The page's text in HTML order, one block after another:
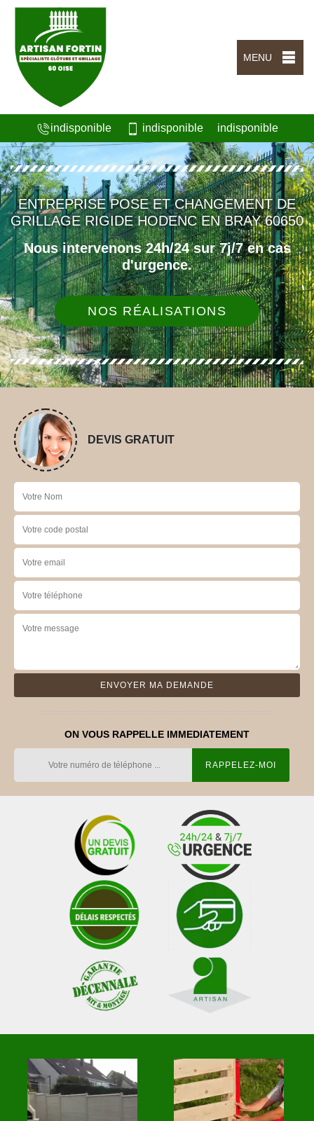
MENU
indisponible indisponible indisponible
ENTREPRISE POSE ET CHANGEMENT DE
GRILLAGE RIGIDE HODENC EN BRAY 60650
Nous intervenons 24h/24 sur 7j/7 en cas
d'urgence.
NOS RÉALISATIONS
DEVIS GRATUIT
ON VOUS RAPPELLE IMMEDIATEMENT